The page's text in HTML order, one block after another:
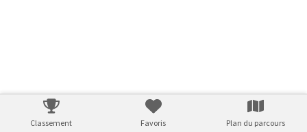
Classement Favoris Plan du parcours